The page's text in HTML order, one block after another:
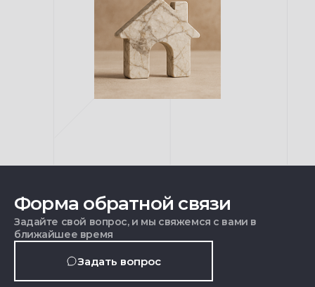
Форма обратной связи
Задайте свой вопрос, и мы свяжемся с вами в
ближайшее время
Задать вопрос